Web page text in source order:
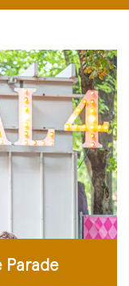
Parade